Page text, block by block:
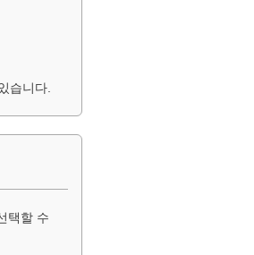
습니다.
택할 수